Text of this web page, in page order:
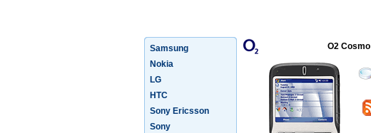
Samsung
Nokia
LG
HTC
Sony Ericsson
Sony
O2 Cosmo